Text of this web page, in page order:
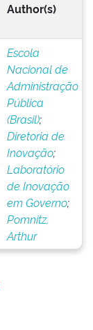
Author(s)
Escola
Nacional de
Administração
Pública
(Brasil);
Diretoria de
Inovação;
Laboratório
de Inovação
em Governo;
Pomnitz,
Arthur